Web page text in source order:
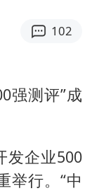
已下架
有“独立”过
佟丽娅庆生
102
强测评”成
发企业500
举行。“中